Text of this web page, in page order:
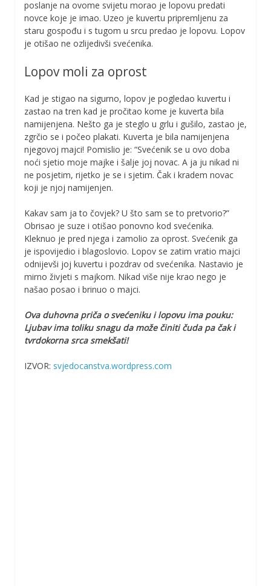
poslanje na ovome svijetu morao je lopovu predati
novce koje je imao. Uzeo je kuvertu pripremljenu za
staru gospođu i s tugom u srcu predao je lopovu. Lopov
je otišao ne ozlijedivši svećenika.
Lopov moli za oprost
Kad je stigao na sigurno, lopov je pogledao kuvertu i
zastao na tren kad je pročitao kome je kuverta bila
namijenjena. Nešto ga je steglo u grlu i gušilo, zastao je,
zgrčio se i počeo plakati. Kuverta je bila namijenjena
njegovoj majci! Pomislio je: “Svećenik se u ovo doba
noći sjetio moje majke i šalje joj novac. A ja ju nikad ni
ne posjetim, rijetko je se i sjetim. Čak i kradem novac
koji je njoj namijenjen.
Kakav sam ja to čovjek? U što sam se to pretvorio?”
Obrisao je suze i otišao ponovno kod svećenika.
Kleknuo je pred njega i zamolio za oprost. Svećenik ga
je ispovijedio i blagoslovio. Lopov se zatim vratio majci
odnijevši joj kuvertu i pozdrav od svećenika. Nastavio je
mirno živjeti s majkom. Nikad više nije krao nego je
našao posao i brinuo o majci.
Ova duhovna priča o svećeniku i lopovu ima pouku:
Ljubav ima toliku snagu da može činiti čuda pa čak i
tvrdokorna srca smekšati!
IZVOR: svjedocanstva.wordpress.com